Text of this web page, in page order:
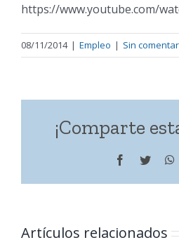
https://www.youtube.com/
08/11/2014 | Empleo | Sin
¡Comparte
Facebook
Twitter
Artículos relacionados